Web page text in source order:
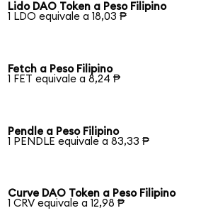
Lido DAO Token a Peso Filipino
1 LDO equivale a 18,03 ₱
Fetch a Peso Filipino
1 FET equivale a 8,24 ₱
Pendle a Peso Filipino
1 PENDLE equivale a 83,33 ₱
Curve DAO Token a Peso Filipino
1 CRV equivale a 12,98 ₱